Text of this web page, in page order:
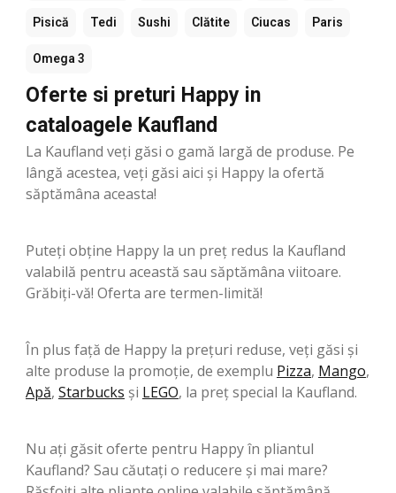
Pisică Tedi Sushi Clătite Ciucas Paris
Omega 3
Oferte si preturi Happy in
cataloagele Kaufland
La Kaufland veți găsi o gamă largă de produse. Pe
lângă acestea, veți găsi aici și Happy la ofertă
săptămâna aceasta!
Puteți obține Happy la un preț redus la Kaufland
valabilă pentru această sau săptămâna viitoare.
Grăbiți-vă! Oferta are termen-limită!
În plus față de Happy la prețuri reduse, veți găsi și
alte produse la promoție, de exemplu Pizza, Mango,
Apă, Starbucks şi LEGO, la preț special la Kaufland.
Nu ați găsit oferte pentru Happy în pliantul
Kaufland? Sau căutați o reducere și mai mare?